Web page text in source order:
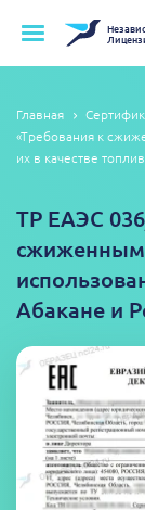
Главная
«Требования к
их в качестве
ТР ЕАЭС
сжиженным
Абакане и